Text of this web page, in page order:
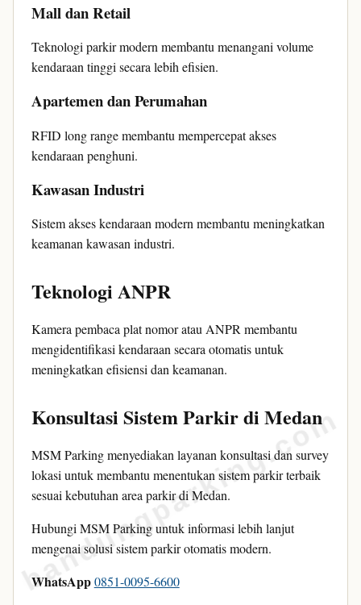
Mall dan Retail
Teknologi parkir modern membantu menangani volume
kendaraan tinggi secara lebih efisien.
Apartemen dan Perumahan
RFID long range membantu mempercepat akses
kendaraan penghuni.
Kawasan Industri
Sistem akses kendaraan modern membantu meningkatkan
keamanan kawasan industri.
Teknologi ANPR
Kamera pembaca plat nomor atau ANPR membantu
mengidentifikasi kendaraan secara otomatis untuk
meningkatkan efisiensi dan keamanan.
Konsultasi Sistem Parkir di Medan
MSM Parking menyediakan layanan konsultasi dan survey
lokasi untuk membantu menentukan sistem parkir terbaik
sesuai kebutuhan area parkir di Medan.
Hubungi MSM Parking untuk informasi lebih lanjut
mengenai solusi sistem parkir otomatis modern.
WhatsApp 0851-0095-6600
bandungparking.com